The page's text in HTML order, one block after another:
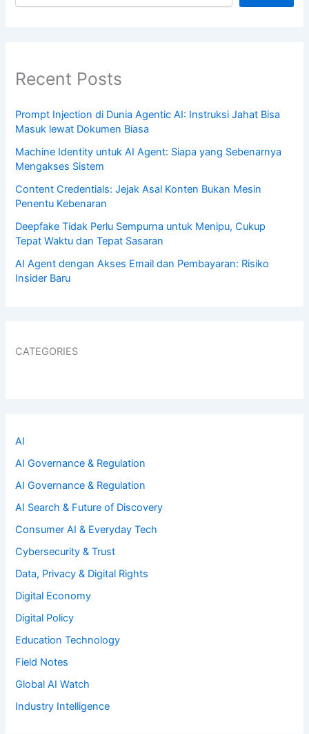
Recent Posts
Prompt Injection di Dunia Agentic AI: Instruksi Jahat Bisa
Masuk lewat Dokumen Biasa
Machine Identity untuk AI Agent: Siapa yang Sebenarnya
Mengakses Sistem
Content Credentials: Jejak Asal Konten Bukan Mesin
Penentu Kebenaran
Deepfake Tidak Perlu Sempurna untuk Menipu, Cukup
Tepat Waktu dan Tepat Sasaran
AI Agent dengan Akses Email dan Pembayaran: Risiko
Insider Baru
CATEGORIES
AI
AI Governance & Regulation
AI Governance & Regulation
AI Search & Future of Discovery
Consumer AI & Everyday Tech
Cybersecurity & Trust
Data, Privacy & Digital Rights
Digital Economy
Digital Policy
Education Technology
Field Notes
Global AI Watch
Industry Intelligence